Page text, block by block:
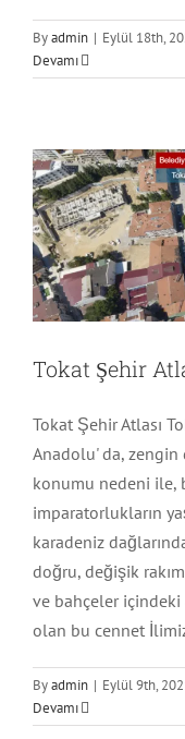
Byadmin | Eylül 18th,
Devamı
Tokat Şehir
Tokat Şehir Atlası
Anadolu' da, zengin
konumu nedeni ile,
imparatorlukların
karadeniz
doğru, değişik
ve bahçeler içindeki
olan bu cennet
Byadmin | Eylül 9th,
Devamı